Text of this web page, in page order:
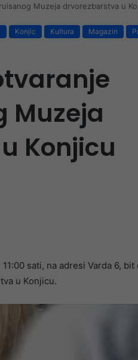
Muzeja drvorezbarstva u
Konjic Kultura Magazin
Muzeja
Konjicu
sati, na adresi Varda 6,
u Konjicu.